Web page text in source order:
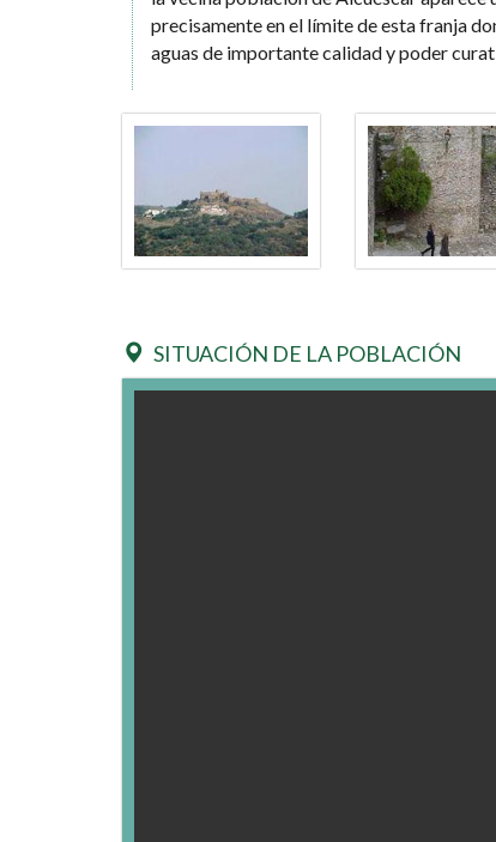
precisamente en el límite de esta franja
aguas de importante calidad y poder
SITUACIÓN DE LA POBLACIÓN